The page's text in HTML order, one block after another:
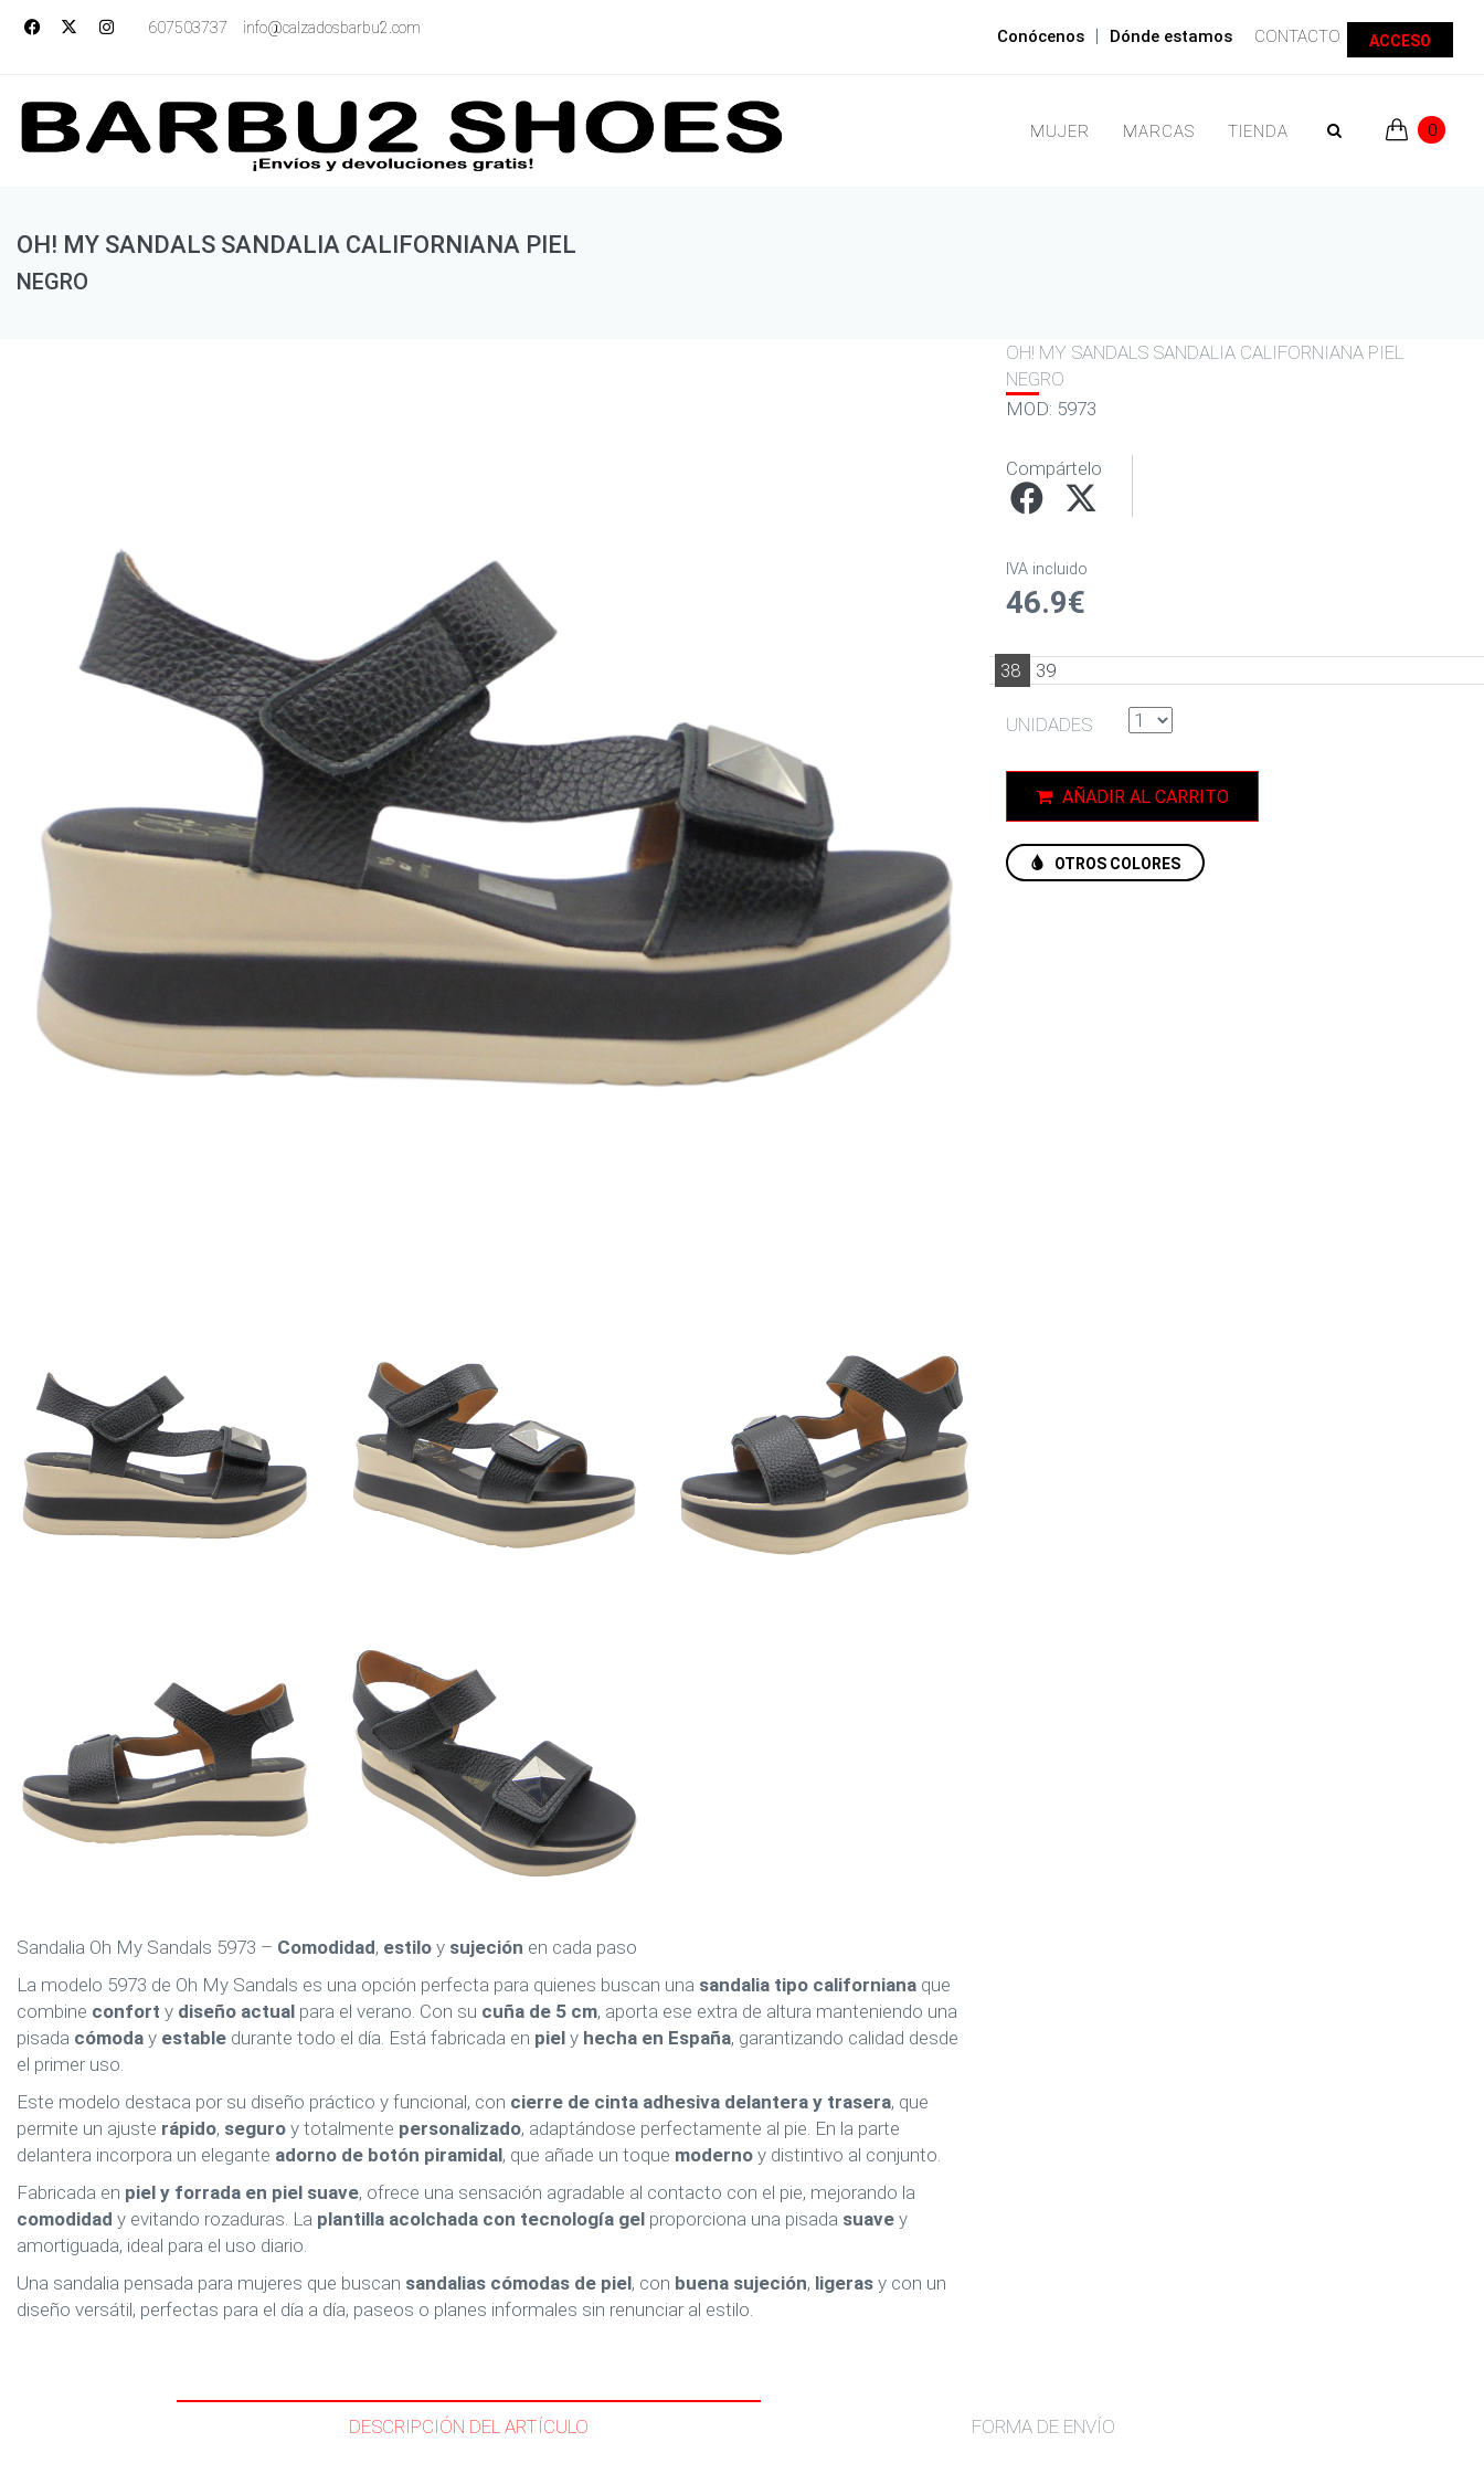
607503737 info@calzadosbarbu2.com Conócenos | Dónde estamos CONTACTO ACCESO
MUJER MARCAS TIENDA 0
OH! MY SANDALS SANDALIA CALIFORNIANA PIEL
NEGRO
Sandalia Oh My Sandals 5973 – Comodidad, estilo y sujeción en cada paso
La modelo 5973 de Oh My Sandals es una opción perfecta para quienes buscan una sandalia tipo californiana que
combine confort y diseño actual para el verano. Con su cuña de 5 cm, aporta ese extra de altura manteniendo una
pisada cómoda y estable durante todo el día. Está fabricada en piel y hecha en España, garantizando calidad desde
el primer uso.
Este modelo destaca por su diseño práctico y funcional, con cierre de cinta adhesiva delantera y trasera, que
permite un ajuste rápido, seguro y totalmente personalizado, adaptándose perfectamente al pie. En la parte
delantera incorpora un elegante adorno de botón piramidal, que añade un toque moderno y distintivo al conjunto.
Fabricada en piel y forrada en piel suave, ofrece una sensación agradable al contacto con el pie, mejorando la
comodidad y evitando rozaduras. La plantilla acolchada con tecnología gel proporciona una pisada suave y
amortiguada, ideal para el uso diario.
Una sandalia pensada para mujeres que buscan sandalias cómodas de piel, con buena sujeción, ligeras y con un
diseño versátil, perfectas para el día a día, paseos o planes informales sin renunciar al estilo.
OH! MY SANDALS SANDALIA CALIFORNIANA PIEL
NEGRO
MOD: 5973
Compártelo
IVA incluido
46.9€
38 39
UNIDADES
AÑADIR AL CARRITO
OTROS COLORES
DESCRIPCIÓN DEL ARTÍCULO FORMA DE ENVÍO